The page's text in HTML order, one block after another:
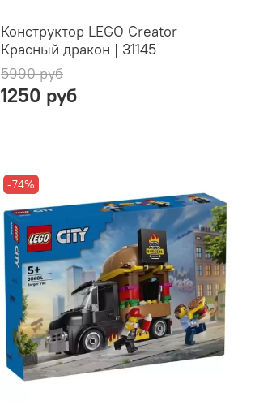
Конструктор LEGO Creator
Красный дракон | 31145
5990 руб
1250 руб
-74%